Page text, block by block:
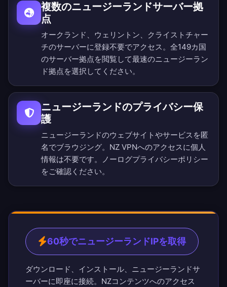
複数のニュージーランドサーバー拠
点
オークランド、ウェリントン、クライストチャー
チのサーバーに登録不要でアクセス。 全149カ国
のサーバー拠点を閲覧 して最速のニュージーラン
ド拠点を選択してください。
ニュージーランドのプライバシー保
護
ニュージーランドのウェブサイトやサービスを匿
名でブラウジング。NZ VPNへのアクセスに個人
情報は不要です。
ノーログプライバシーポリシー
をご確認ください。
60秒でニュージーランドIPを取得
ダウンロード、インストール、ニュージーランドサ
ーバーに即座に接続。NZコンテンツへのアクセス